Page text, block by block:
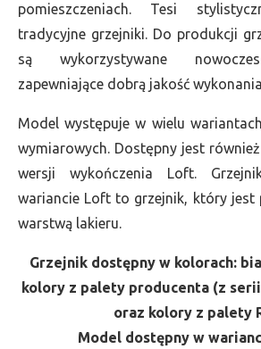
pomieszczeniach. Tesi
tradycyjne grzejniki. Do produkcji
są wykorzystywane
zapewniające dobrą jakość
Model występuje w wielu
wymiarowych. Dostępny jest
wersji wykończenia Loft.
wariancie Loft to grzejnik, który jest
warstwą lakieru.
Grzejnik dostępny w kolorach:
kolory z palety producenta (z serii
oraz kolory z palety
Model dostępny w